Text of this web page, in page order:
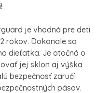
je vhodná pre deti
rokov. Dokonale sa
dieťatka. Je otočná o
jej sklon aj výška
bezpečnosť zaručí
pásov.